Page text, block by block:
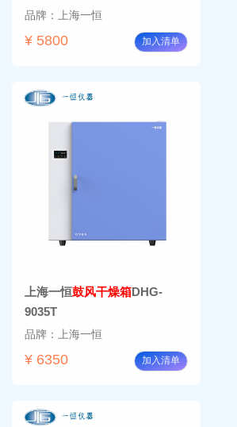
品牌：上海一恒
¥ 5800 加入清单
上海一恒鼓风干燥箱DHG-
9035T
品牌：上海一恒
¥ 6350 加入清单